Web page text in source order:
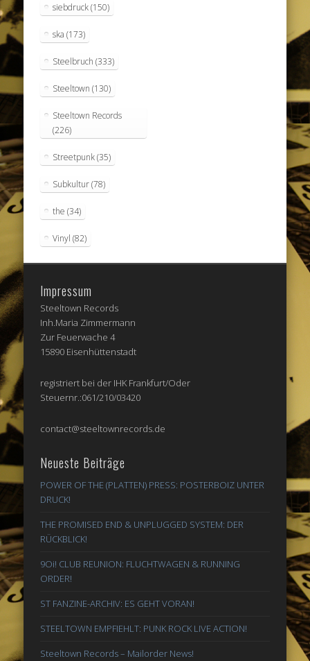
siebdruck(150)
ska (173)
Steelbruch (333)
Steeltown (130)
Steeltown Records
(226)
Streetpunk(35)
Subkultur(78)
the (34)
Vinyl (82)
Impressum
Steeltown Records
Inh.Maria Zimmermann
Zur Feuerwache 4
15890 Eisenhüttenstadt
registriert bei der IHK Frankfurt/Oder
Steuernr.:061/210/03420
contact@steeltownrecords.de
Neueste Beiträge
POWER OF THE (PLATTEN) PRESS: POSTERBOIZ UNTER
DRUCK!
THE PROMISED END & UNPLUGGED SYSTEM: DER
RÜCKBLICK!
9Oi! CLUB REUNION: FLUCHTWAGEN & RUNNING
ORDER!
ST FANZINE-ARCHIV: ES GEHT VORAN!
STEELTOWN EMPFIEHLT: PUNK ROCK LIVE ACTION!
Steeltown Records – Mailorder News!